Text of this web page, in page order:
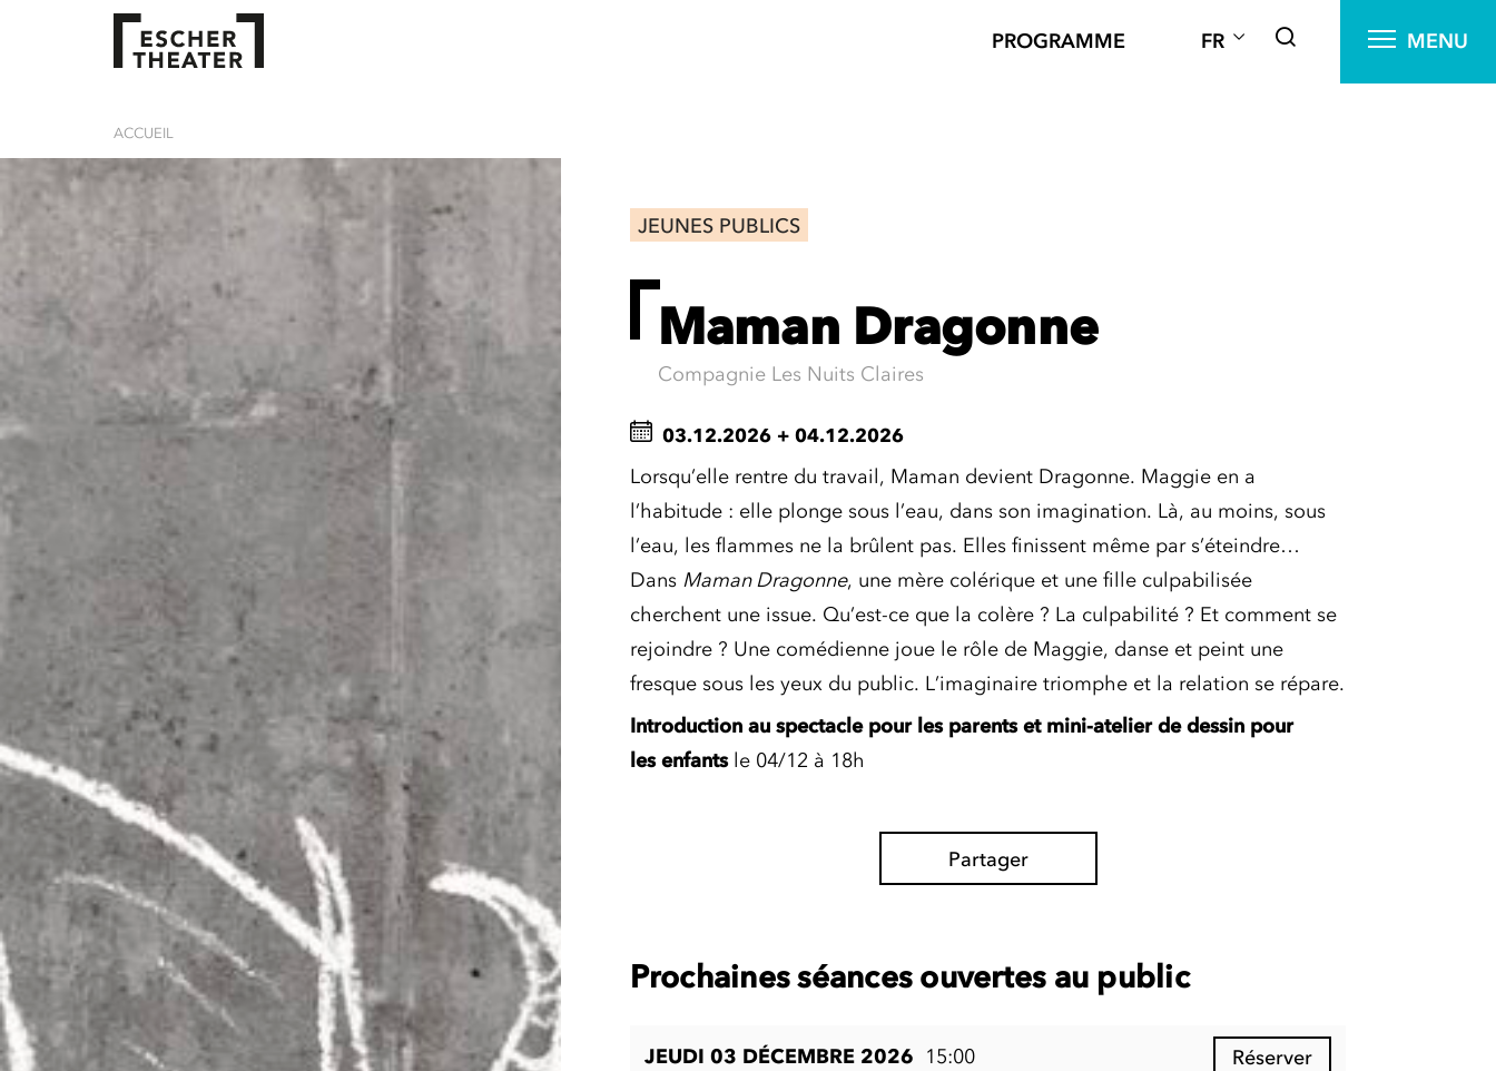
PROGRAMME FR MENU
ACCUEIL
JEUNES PUBLICS
Maman Dragonne
Compagnie Les Nuits Claires
03.12.2026 + 04.12.2026
Lorsqu’elle rentre du travail, Maman devient Dragonne. Maggie en a
l’habitude : elle plonge sous l’eau, dans son imagination. Là, au moins, sous
l’eau, les flammes ne la brûlent pas. Elles finissent même par s’éteindre…
Dans Maman Dragonne, une mère colérique et une fille culpabilisée
cherchent une issue. Qu’est-ce que la colère ? La culpabilité ? Et comment se
rejoindre ? Une comédienne joue le rôle de Maggie, danse et peint une
fresque sous les yeux du public. L’imaginaire triomphe et la relation se répare.
Introduction au spectacle pour les parentset mini-atelier dedessin pour
lesenfants le 04/12 à 18h
Partager
Prochaines séances ouvertes au public
JEUDI 03 DÉCEMBRE 2026 15:00 Réserver